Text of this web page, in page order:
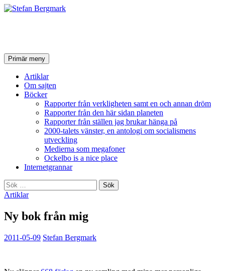
SökPrimär meny Hoppa
till
innehåll
Artiklar
Om sajten
Böcker
Rapporter från verkligheten samt en och annan dröm
Rapporter från den här sidan planeten
Rapporter från ställen jag brukar hänga på
2000-talets vänster, en antologi om socialismens
utveckling
Medierna som megafoner
Ockelbo is a nice place
Internetgrannar
Sök
efter:
Artiklar
Ny bok från mig
2011-05-09 Stefan Bergmark